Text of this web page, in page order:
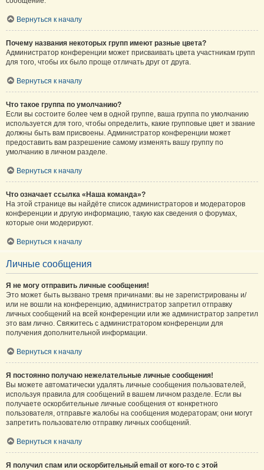
Вернуться к началу
Почему названия некоторых групп имеют разные цвета?
Администратор конференции может присваивать цвета участникам групп
для того, чтобы их было проще отличать друг от друга.
Вернуться к началу
Что такое группа по умолчанию?
Если вы состоите более чем в одной группе, ваша группа по умолчанию
используется для того, чтобы определить, какие групповые цвет и звание
должны быть вам присвоены. Администратор конференции может
предоставить вам разрешение самому изменять вашу группу по
умолчанию в личном разделе.
Вернуться к началу
Что означает ссылка «Наша команда»?
На этой странице вы найдёте список администраторов и модераторов
конференции и другую информацию, такую как сведения о форумах,
которые они модерируют.
Вернуться к началу
Личные сообщения
Я не могу отправить личные сообщения!
Это может быть вызвано тремя причинами: вы не зарегистрированы и/
или не вошли на конференцию, администратор запретил отправку
личных сообщений на всей конференции или же администратор запретил
это вам лично. Свяжитесь с администратором конференции для
получения дополнительной информации.
Вернуться к началу
Я постоянно получаю нежелательные личные сообщения!
Вы можете автоматически удалять личные сообщения пользователей,
используя правила для сообщений в вашем личном разделе. Если вы
получаете оскорбительные личные сообщения от конкретного
пользователя, отправьте жалобы на сообщения модераторам; они могут
запретить пользователю отправку личных сообщений.
Вернуться к началу
Я получил спам или оскорбительный email от кого-то с этой